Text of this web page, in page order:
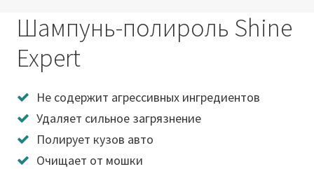
Шампунь-полироль Shine
Expert
Не содержит агрессивных ингредиентов
Удаляет сильное загрязнение
Полирует кузов авто
Очищает от мошки